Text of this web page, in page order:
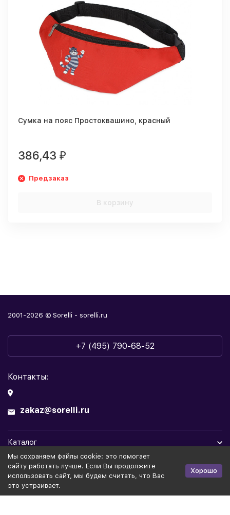
Сумка на пояс Простоквашино, красный
386,43 ₽
Предзаказ
В корзину
2001-2026 © Sorelli - sorelli.ru
+7 (495) 790-68-52
Контакты:
zakaz@sorelli.ru
Каталог
Информация
Политика персональных данных Публичная оферта
Мы cохраняем файлы cookie: это помогает
сайту работать лучше. Если Вы продолжите
использовать сайт, мы будем считать, что Вас
это устраивает.
Хорошо